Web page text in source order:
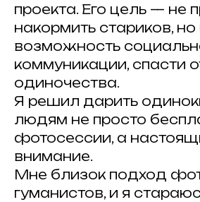
проекта. Его цель — не
накормить стариков,
возможность
коммуникации, спасти
одиночества.
Я решил дарить
людям не просто
фотосессии, а
внимание.
Мне близок подход
гуманистов, и я